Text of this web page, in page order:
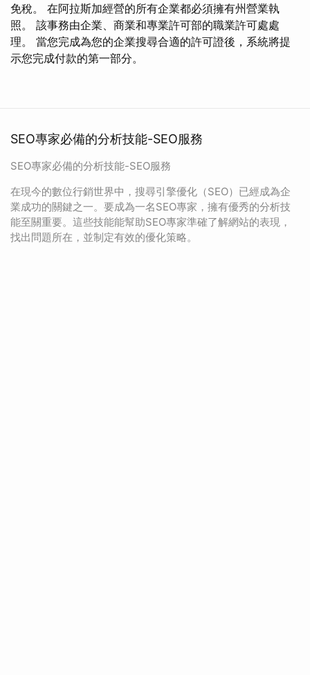
免稅。 在阿拉斯加經營的所有企業都必須擁有州營業執
照。 該事務由企業、商業和專業許可部的職業許可處處
理。 當您完成為您的企業搜尋合適的許可證後，系統將提
示您完成付款的第一部分。
SEO專家必備的分析技能-SEO服務
SEO專家必備的分析技能-SEO服務
在現今的數位行銷世界中，搜尋引擎優化（SEO）已經成為企
業成功的關鍵之一。要成為一名SEO專家，擁有優秀的分析技
能至關重要。這些技能能幫助SEO專家準確了解網站的表現，
找出問題所在，並制定有效的優化策略。